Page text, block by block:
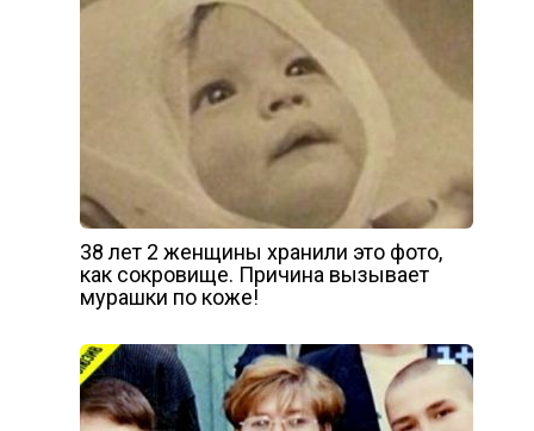
38 лет 2 женщины хранили это фото,
как сокровище. Причина вызывает
мурашки по коже!